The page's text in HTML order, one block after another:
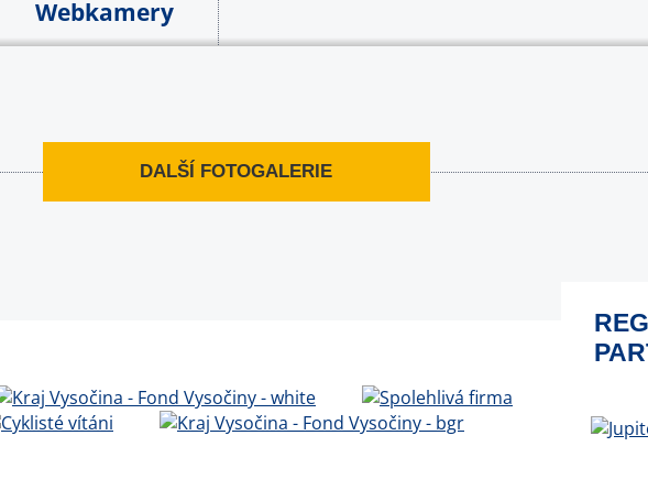
Webkamery
DALŠÍ FOTOGALERIE